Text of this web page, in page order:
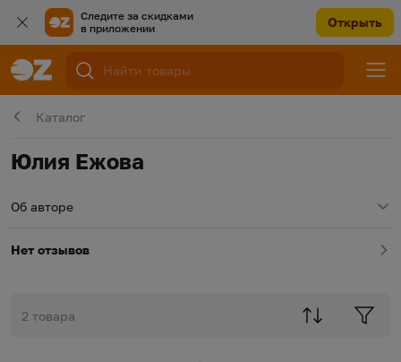
Следите за скидками
в приложении
Открыть
Каталог
Юлия Ежова
Об авторе
Нет отзывов
2 товара